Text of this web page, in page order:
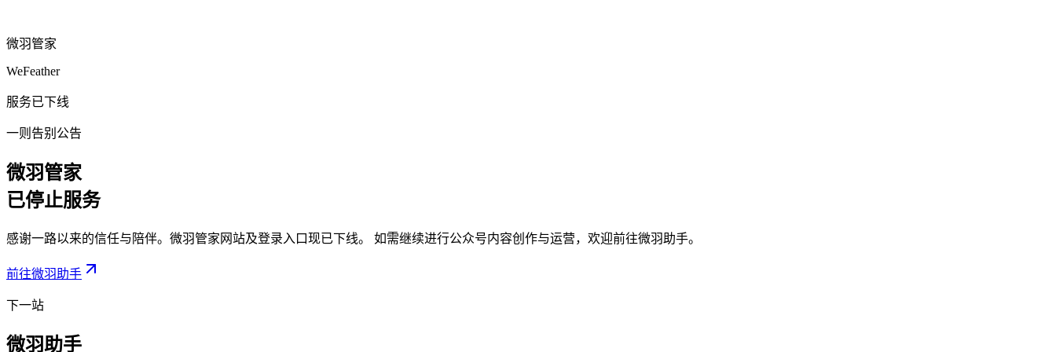
微羽管家
WeFeather
服务已下线
一则告别公告
微羽管家
已停止服务
感谢一路以来的信任与陪伴。微羽管家网站及登录入口现已下线。 如需继续进行公众号内容创作与运营，欢迎前往微羽助手。
前往微羽助手
下一站
微羽助手